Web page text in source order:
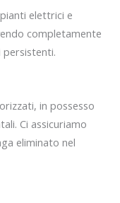
elettrici e
completamente
in possesso
Ci assicuriamo
eliminato nel